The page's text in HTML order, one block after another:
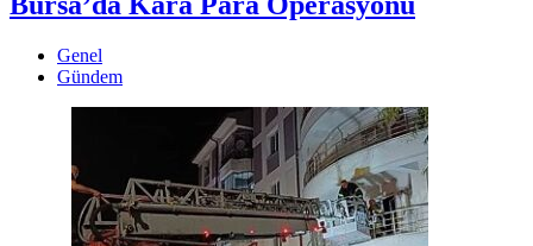
Genel
Gündem